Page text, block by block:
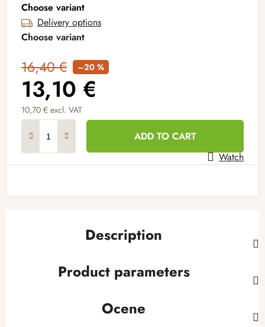
Choose variant
Delivery options
Choose variant
16,40 € –20 %
13,10 €
10,70 € excl. VAT
ADD TO CART
Watch
Description
Product parameters
Ocene